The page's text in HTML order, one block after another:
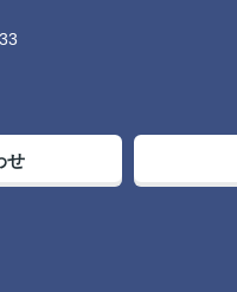
せ